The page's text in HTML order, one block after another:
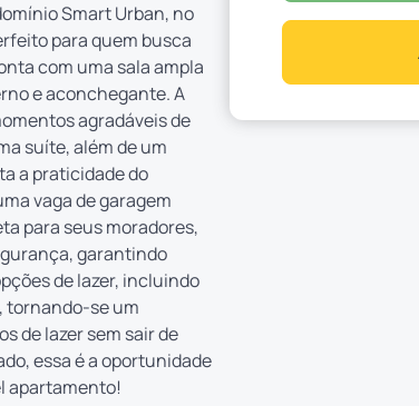
Smart Urban, no
para quem busca
com uma sala ampla
e aconchegante. A
agradáveis de
suíte, além de um
a praticidade do
vaga de garagem
para seus moradores,
garantindo
de lazer, incluindo
tornando-se um
de lazer sem sair de
essa é a oportunidade
apartamento!